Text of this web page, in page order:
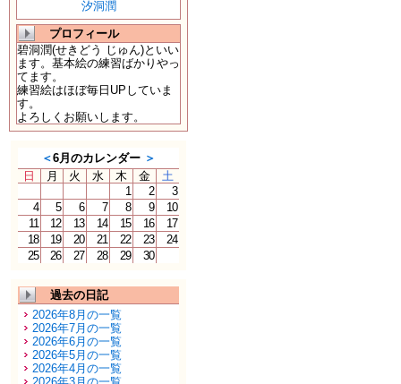
汐洞潤
プロフィール
碧洞潤(せきどう じゅん)といい
ます。基本絵の練習ばかりやっ
てます。
練習絵はほぼ毎日UPしていま
す。
よろしくお願いします。
＜6月のカレンダー ＞
日
月 火 水 木 金
土
1
2
3
4
5 6 7 8 9
10
11
12 13 14 15 16
17
18
19 20 21 22 23
24
25
26 27 28 29 30
過去の日記
2026年8月の一覧
2026年7月の一覧
2026年6月の一覧
2026年5月の一覧
2026年4月の一覧